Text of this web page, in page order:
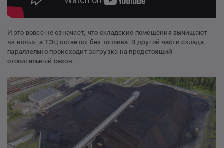
И это вовсе не означает, что складские помещения вычищают
«в ноль», а ТЭЦ остается без топлива. В другой части склада
параллельно происходит загрузка на предстоящий
отопительный сезон.